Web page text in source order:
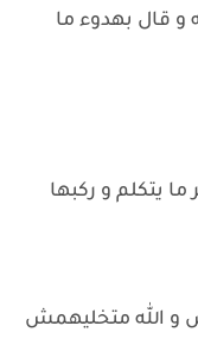
و قال بهدوء ما
يتكلم و ركبها
و الله متخليهمش